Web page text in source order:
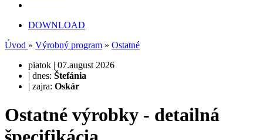
DOWNLOAD
Úvod » Výrobný program » Ostatné
piatok | 07.august 2026
| dnes: Štefánia
| zajra: Oskár
Ostatné výrobky - detailná